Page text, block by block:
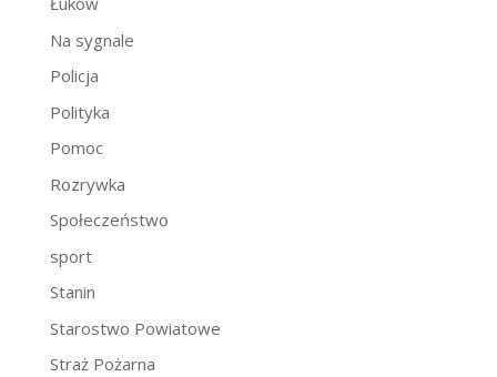
Na sygnale
Policja
Polityka
Pomoc
Rozrywka
Społeczeństwo
sport
Stanin
Starostwo Powiatowe
Straż Pożarna